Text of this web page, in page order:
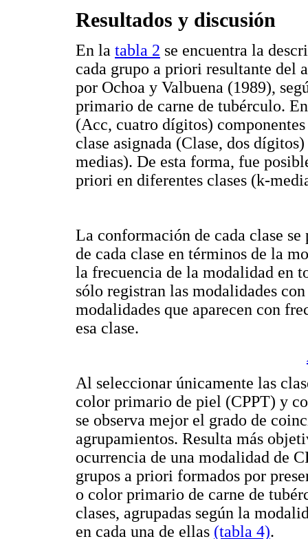
Resultados y discusión
En la tabla 2 se encuentra la
cada grupo a priori resultante del
por Ochoa y Valbuena (1989),
primario de carne de tubérculo.
(Acc, cuatro dígitos)
clase asignada (Clase, dos
medias). De esta forma, fue
priori en diferentes clases (k-
La conformación de cada clase se
de cada clase en términos de la
la frecuencia de la modalidad en
sólo registran las modalidades
modalidades que aparecen con
esa clase.
Al seleccionar únicamente las
color primario de piel (CPPT) y
se observa mejor el grado de
agrupamientos. Resulta más
ocurrencia de una modalidad de
grupos a priori formados por
o color primario de carne de
clases, agrupadas según la
en cada una de ellas (tabla 4).